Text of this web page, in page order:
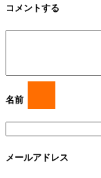
コメントする
名前
メールアドレス